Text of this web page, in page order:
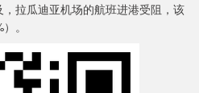
拉瓜迪亚机场的航班进港受阻，该
。